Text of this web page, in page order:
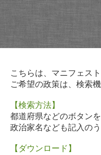
こちらは、マニフェス
ご希望の政策は、検索
【検索方法】
都道府県などのボタン
政治家名なども記入の
【ダウンロード】